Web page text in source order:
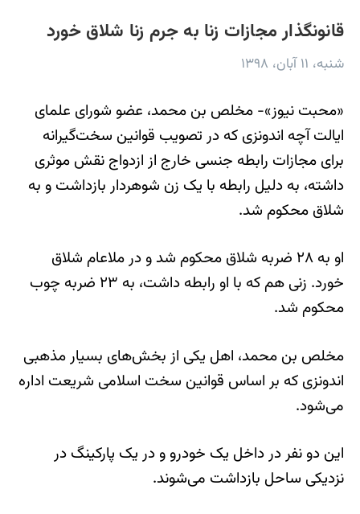
قانونگذار مجازات زنا به جرم زنا شلاق خورد
شنبه، ۱۱ آبان، ۱۳۹۸
«محبت نیوز»- مخلص بن محمد، عضو شورای علمای
ایالت آچه اندونزی که در تصویب قوانین سخت‌گیرانه
برای مجازات رابطه جنسی خارج از ازدواج نقش موثری
داشته، به دلیل رابطه با یک زن شوهردار بازداشت و به
شلاق محکوم شد.
او به ۲۸ ضربه شلاق محکوم شد و در ملاعام شلاق
خورد. زنی هم که با او رابطه داشت، به ۲۳ ضربه چوب
محکوم شد.
مخلص بن محمد، اهل یکی از بخش‌های بسیار مذهبی
اندونزی که بر اساس قوانین سخت اسلامی شریعت اداره
می‌شود.
این دو نفر در داخل یک خودرو و در یک پارکینگ در
نزدیکی ساحل بازداشت می‌شوند.